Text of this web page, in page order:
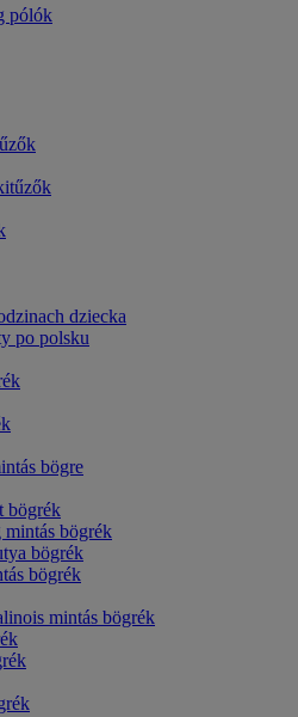
pólók
dziecka
po polsku
bögre
bögrék
bögrék
bögrék
bögrék
mintás bögrék